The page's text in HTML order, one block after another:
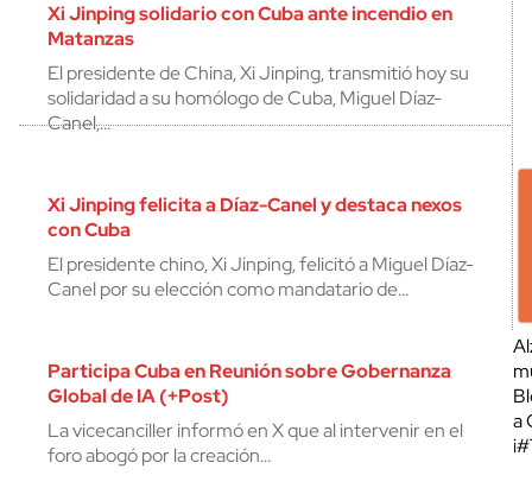
Xi Jinping solidario con Cuba ante incendio en
Matanzas
El presidente de China, Xi Jinping, transmitió hoy su
solidaridad a su homólogo de Cuba, Miguel Díaz-
Canel,…
Xi Jinping felicita a Díaz-Canel y destaca nexos
con Cuba
El presidente chino, Xi Jinping, felicitó a Miguel Díaz-
Canel por su elección como mandatario de…
Participa Cuba en Reunión sobre Gobernanza
Global de IA (+Post)
La vicecanciller informó en X que al intervenir en el
foro abogó por la creación…
a